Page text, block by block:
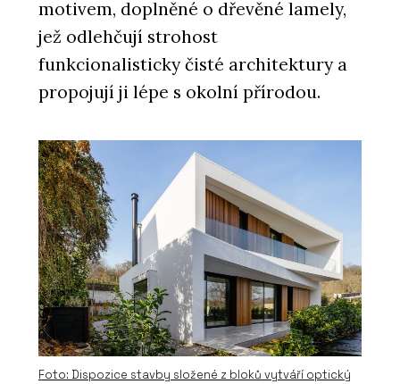
ČLÁNKY
Bazén letce Martina Šonky pracuje s
prostorem a splývá s horizontem
motivem, doplněné o dřevěné lamely,
jež odlehčují strohost
funkcionalisticky čisté architektury a
propojují ji lépe s okolní přírodou.
Foto: Dispozice stavby složené z bloků vytváří optický